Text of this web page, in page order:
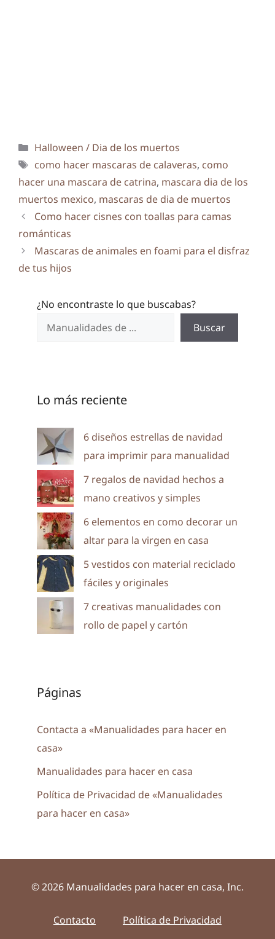
Categorías
Halloween / Dia de los muertos
Etiquetas
como hacer mascaras de calaveras, como
hacer una mascara de catrina, mascara dia de los
muertos mexico, mascaras de dia de muertos
Como hacer cisnes con toallas para camas
románticas
Mascaras de animales en foami para el disfraz
de tus hijos
¿No encontraste lo que buscabas?
Buscar
Lo más reciente
6 diseños estrellas de navidad
para imprimir para manualidad
7 regalos de navidad hechos a
mano creativos y simples
6 elementos en como decorar un
altar para la virgen en casa
5 vestidos con material reciclado
fáciles y originales
7 creativas manualidades con
rollo de papel y cartón
Páginas
Contacta a «Manualidades para hacer en
casa»
Manualidades para hacer en casa
Política de Privacidad de «Manualidades
para hacer en casa»
© 2026 Manualidades para hacer en casa, Inc.
Contacto Política de Privacidad